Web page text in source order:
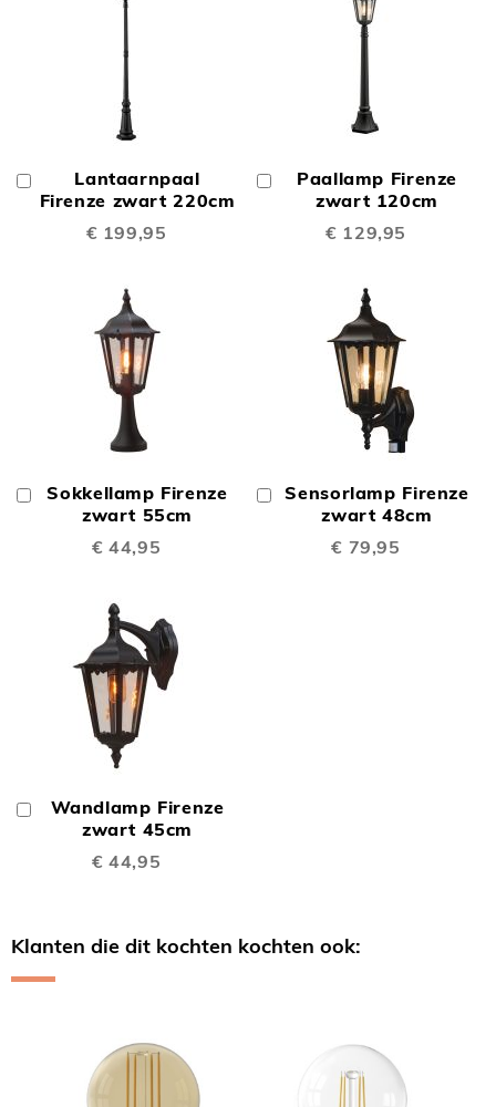
Lantaarnpaal
Firenze zwart 220cm
€ 199,95
Winkelwagen
Paallamp Firenze
zwart 120cm
€ 129,95
Winkelwagen
Sokkellamp Firenze
zwart 55cm
€ 44,95
In
Winkelwagen
Sensorlamp Firenze
zwart 48cm
€ 79,95
In
Winkelwagen
Wandlamp Firenze
zwart 45cm
€ 44,95
Winkelwagen
Klanten die dit kochten kochten ook: